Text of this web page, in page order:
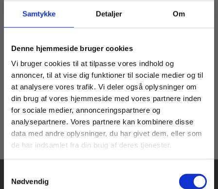
Samtykke Detaljer Om
Denne hjemmeside bruger cookies
Vi bruger cookies til at tilpasse vores indhold og
annoncer, til at vise dig funktioner til sociale medier og til
at analysere vores trafik. Vi deler også oplysninger om
din brug af vores hjemmeside med vores partnere inden
for sociale medier, annonceringspartnere og
analysepartnere. Vores partnere kan kombinere disse
data med andre oplysninger, du har givet dem, eller som
de har indsamlet fra din brug af deres tjenester.
Nødvendig
2 formater
Niels Tafdrup
Fra
215,00 KR.
Køb læremidler og find masterclasses mm.
Fortsæt som:
For privatkunder og
studerende. Du får
vist priser inkl.
For institutioner og
virksomheder. Du
får vist priser ekskl.